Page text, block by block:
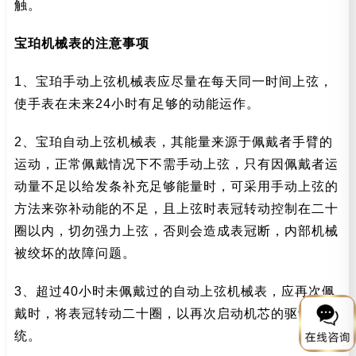
触。
宝珀机械表的注意事项
1、宝珀手动上弦机械表应尽量在每天同一时间上弦，
使手表在未来24小时有足够的动能运作。
2、宝珀自动上弦机械表，其能量来源于佩戴者手臂的
运动，正常佩戴情况下不需手动上弦，只有因佩戴者运
动量不足以给发条补充足够能量时，可采用手动上弦的
方法来弥补动能的不足，且上弦时表冠转动控制在二十
圈以内，切勿强力上弦，否则会造成表冠断，内部机械
被绞坏的故障问题。
3、超过40小时未佩戴过的自动上弦机械表，应再次佩
戴时，将表冠转动二十圈，以再次启动机芯的驱动系
统。